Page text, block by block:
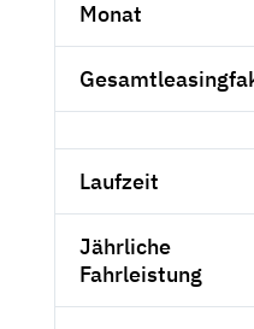
Monat
Laufzeit
Jährliche
Fahrleistung